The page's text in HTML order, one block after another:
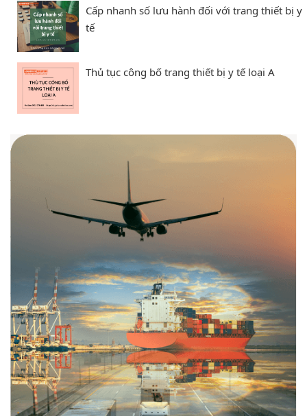
Cấp nhanh số lưu hành đối với trang thiết bị y
tế
Thủ tục công bố trang thiết bị y tế loại A